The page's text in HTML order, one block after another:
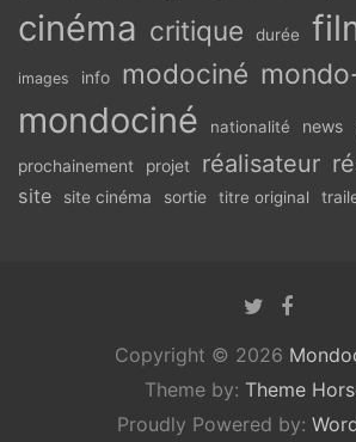
cinéma critique durée
images info modociné
mondociné nationalité news
prochainement projet réalisateur
site site cinéma sortie titre original
Copyright © 2026
Theme by: Theme
Proudly Powered by: